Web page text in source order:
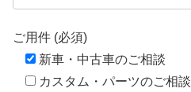
ご用件 (必須)
新車・中古車のご相談
カスタム・パーツのご相談